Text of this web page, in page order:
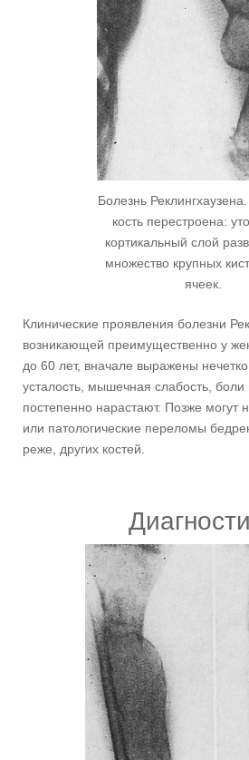
Болезнь
кость перестроена:
кортикальный слой
множество крупных
ячеек.
Клинические проявления болезни
возникающей преимущественно у
до 60 лет, вначале выражены
усталость, мышечная слабость, боли
постепенно нарастают. Позже могут
или патологические переломы
реже, других костей.